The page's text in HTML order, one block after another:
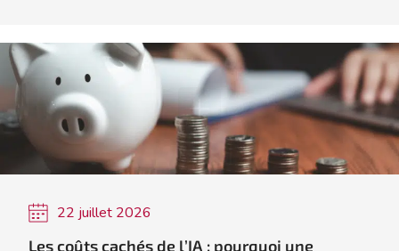
22 juillet 2026
Les coûts cachés de l’IA : pourquoi une